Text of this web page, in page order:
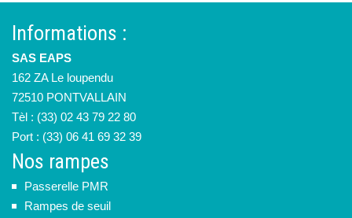
Informations :
SAS EAPS
162 ZA Le loupendu
72510 PONTVALLAIN
Tèl : (33) 02 43 79 22 80
Port : (33) 06 41 69 32 39
Nos rampes
Passerelle PMR
Rampes de seuil